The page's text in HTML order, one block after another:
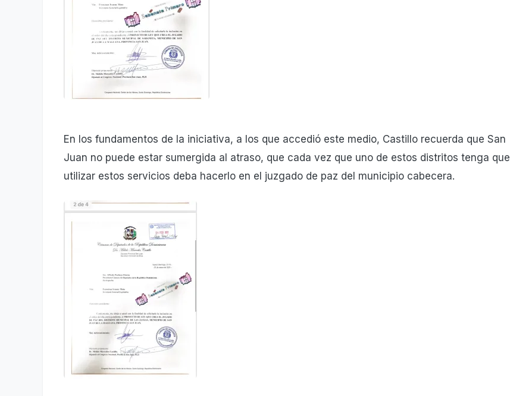
En los fundamentos de la iniciativa, a los que accedió este medio, Castillo recuerda que San
Juan no puede estar sumergida al atraso, que cada vez que uno de estos distritos tenga que
utilizar estos servicios deba hacerlo en el juzgado de paz del municipio cabecera.